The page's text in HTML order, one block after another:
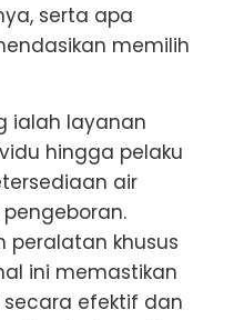
serta apa
memilih
ialah layanan
hingga pelaku
air
khusus
ini memastikan
secara efektif dan